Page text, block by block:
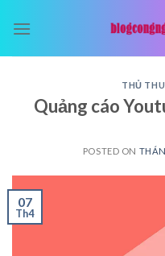
THỦ
Quảng cáo
POSTED ON
07
Th4